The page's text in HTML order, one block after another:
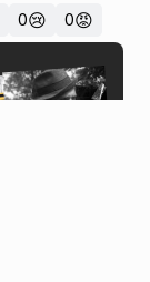
0😢 0😡